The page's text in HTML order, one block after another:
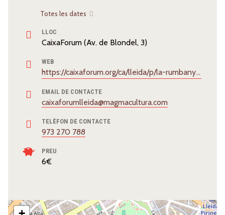
Totes les dates
LLOC
CaixaForum (Av. de Blondel, 3)
WEB
https://caixaforum.org/ca/lleida/p/la-rumbanyera_a28476470
EMAIL DE CONTACTE
caixaforumlleida@magmacultura.com
TELÈFON DE CONTACTE
973 270 788
PREU
6€